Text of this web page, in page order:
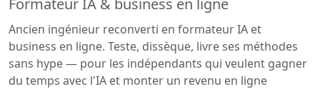
Formateur IA & business en ligne
Ancien ingénieur reconverti en formateur IA et
business en ligne. Teste, dissèque, livre ses méthodes
sans hype — pour les indépendants qui veulent gagner
du temps avec l'IA et monter un revenu en ligne